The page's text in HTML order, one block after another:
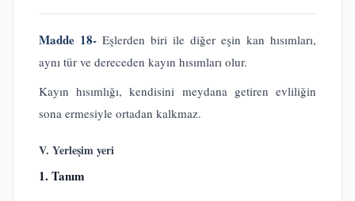
Madde 18- Eşlerden biri ile diğer eşin kan hısımları,
aynı tür ve dereceden kayın hısımları olur.
Kayın hısımlığı, kendisini meydana getiren evliliğin
sona ermesiyle ortadan kalkmaz.
V. Yerleşim yeri
1. Tanım